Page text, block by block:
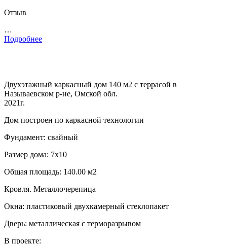
Отзыв
…
Подробнее
Двухэтажный каркасный дом 140 м2 с террасой в
Называевском р-не, Омской обл.
2021г.
Дом построен по каркасной технологии
Фундамент: свайный
Размер дома: 7х10
Общая площадь: 140.00 м2
Кровля. Металлочерепица
Окна: пластиковый двухкамерный стеклопакет
Дверь: металлическая с терморазрывом
В проекте: